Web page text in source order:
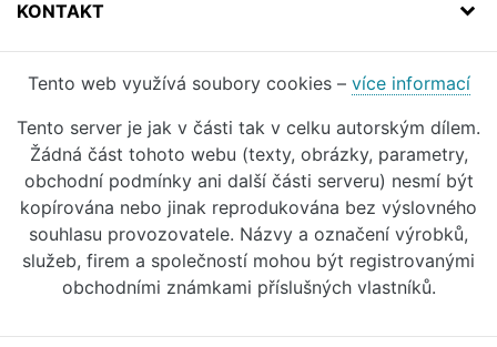
KONTAKT
Tento web využívá soubory cookies – více informací
Tento server je jak v části tak v celku autorským dílem.
Žádná část tohoto webu (texty, obrázky, parametry,
obchodní podmínky ani další části serveru) nesmí být
kopírována nebo jinak reprodukována bez výslovného
souhlasu provozovatele. Názvy a označení výrobků,
služeb, firem a společností mohou být registrovanými
obchodními známkami příslušných vlastníků.